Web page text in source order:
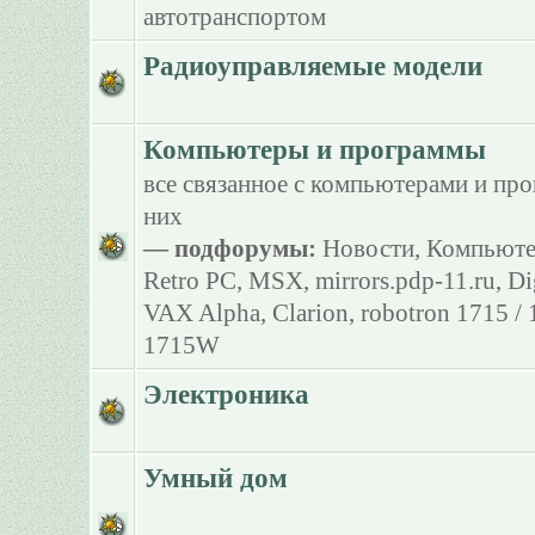
автотранспортом
Радиоуправляемые модели
Компьютеры и программы
все связанное с компьютерами и
них
— подфорумы: Новости,
Retro PC, MSX, mirrors.pdp-11.ru,
VAX Alpha, Clarion, robotron 1715 /
1715W
Электроника
Умный дом